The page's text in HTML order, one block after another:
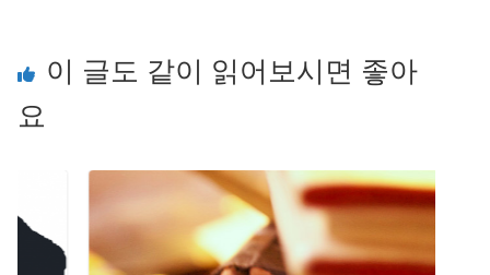
이 글도 같이 읽어보시면 좋아
요